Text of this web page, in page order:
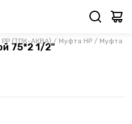
(ТПК-АКВА) / Муфта НР / Муфта
75*2 1/2"